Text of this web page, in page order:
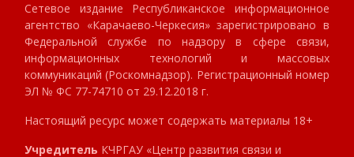
Сетевое издание Республиканское информационное
агентство «Карачаево-Черкесия» зарегистрировано в
Федеральной службе по надзору в сфере связи,
информационных технологий и массовых
коммуникаций (Роскомнадзор). Регистрационный номер
ЭЛ № ФС 77-74710 от 29.12.2018 г.
Настоящий ресурс может содержать материалы 18+
Учредитель КЧРГАУ «Центр развития связи и